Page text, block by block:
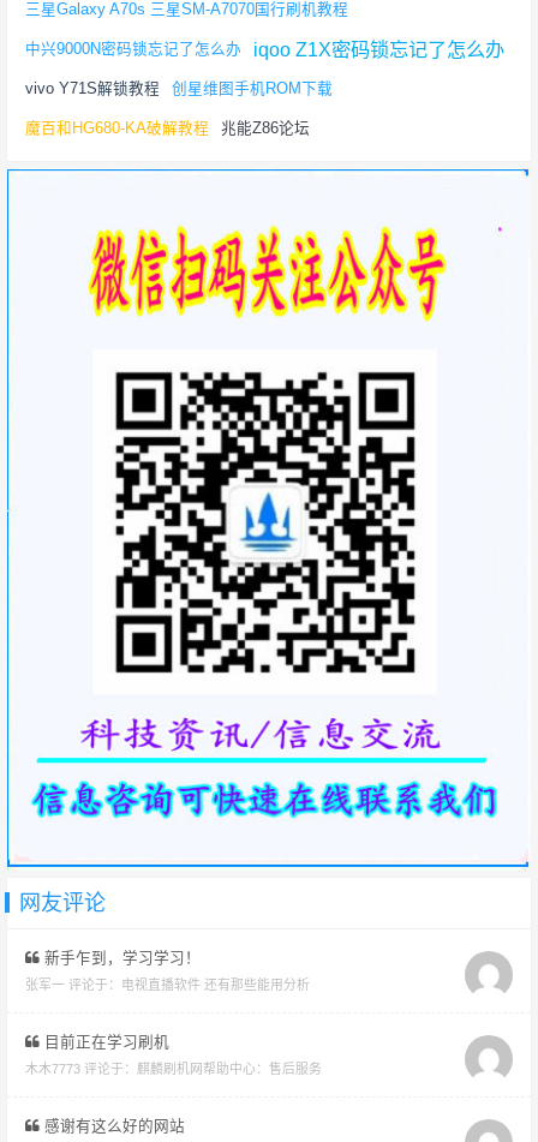
三星Galaxy A70s 三星SM-A7070国行刷机教程
中兴9000N密码锁忘记了怎么办 iqoo Z1X密码锁忘记了怎么办
vivo Y71S解锁教程 创星维图手机ROM下载
魔百和HG680-KA破解教程 兆能Z86论坛
网友评论
新手乍到，学习学习！
张军一 评论于： 电视直播软件 还有那些能用分析
目前正在学习刷机
木木7773 评论于： 麒麟刷机网帮助中心：售后服务
感谢有这么好的网站